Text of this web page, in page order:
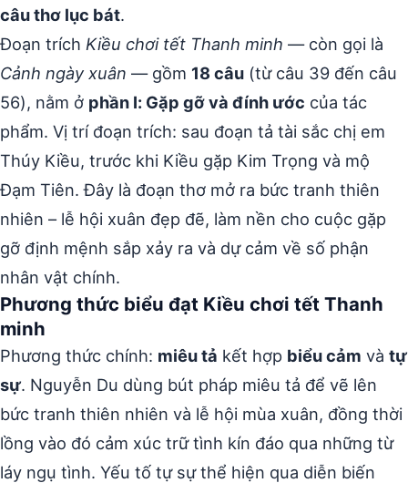
câu thơ lục bát.
Đoạn trích Kiều chơi tết Thanh minh — còn gọi là
Cảnh ngày xuân — gồm 18 câu (từ câu 39 đến câu
56), nằm ở phần I: Gặp gỡ và đính ước của tác
phẩm. Vị trí đoạn trích: sau đoạn tả tài sắc chị em
Thúy Kiều, trước khi Kiều gặp Kim Trọng và mộ
Đạm Tiên. Đây là đoạn thơ mở ra bức tranh thiên
nhiên – lễ hội xuân đẹp đẽ, làm nền cho cuộc gặp
gỡ định mệnh sắp xảy ra và dự cảm về số phận
nhân vật chính.
Phương thức biểu đạt Kiều chơi tết Thanh
minh
Phương thức chính: miêu tả kết hợp biểu cảm và tự
sự. Nguyễn Du dùng bút pháp miêu tả để vẽ lên
bức tranh thiên nhiên và lễ hội mùa xuân, đồng thời
lồng vào đó cảm xúc trữ tình kín đáo qua những từ
láy ngụ tình. Yếu tố tự sự thể hiện qua diễn biến